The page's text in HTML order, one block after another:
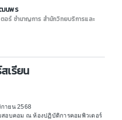
นพร
อร์ ชำนาญการ สำนักวิทยบริการและ
เรียน
ายน 2568
สอบคอม ณ ห้องปฏิบัติการคอมพิวเตอร์